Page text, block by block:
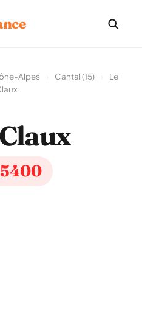
Alpes Cantal (15)
Le